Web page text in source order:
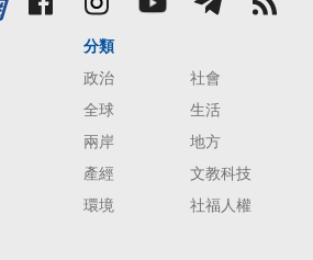
分類
政治
社會
全球
生活
兩岸
地方
產經
文教科技
環境
社福人權